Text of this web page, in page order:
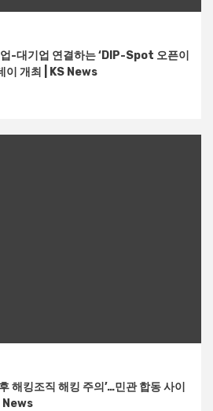
-대기업 연결하는 ‘DIP-Spot 오픈이
이 개최 | KS News
해킹조직 해킹 주의’…민관 합동 사이
News